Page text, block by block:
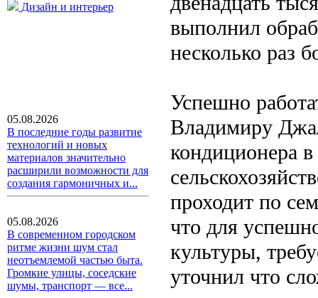
Дизайн и интерьер
05.08.2026
В последние годы развитие
технологий и новых
материалов значительно
расширили возможности для
создания гармоничных и...
05.08.2026
В современном городском
ритме жизни шум стал
неотъемлемой частью быта.
Громкие улицы, соседские
шумы, транспорт — все...
выполнил
несколько раз
Успешно
Владимиру
кондиционера
проходит по
что для
культуры,
уточнил что